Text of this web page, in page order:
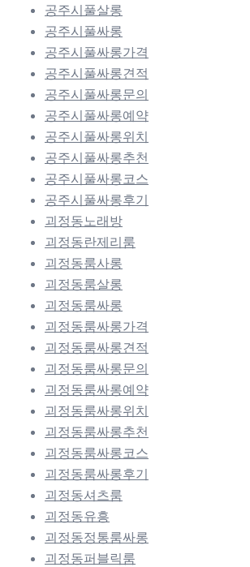
공주시풀살롱
공주시풀싸롱
공주시풀싸롱가격
공주시풀싸롱견적
공주시풀싸롱문의
공주시풀싸롱예약
공주시풀싸롱위치
공주시풀싸롱추천
공주시풀싸롱코스
공주시풀싸롱후기
괴정동노래방
괴정동란제리룸
괴정동룸사롱
괴정동룸살롱
괴정동룸싸롱
괴정동룸싸롱가격
괴정동룸싸롱견적
괴정동룸싸롱문의
괴정동룸싸롱예약
괴정동룸싸롱위치
괴정동룸싸롱추천
괴정동룸싸롱코스
괴정동룸싸롱후기
괴정동셔츠룸
괴정동유흥
괴정동정통룸싸롱
괴정동퍼블릭룸